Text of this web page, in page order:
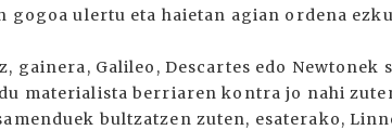
gogoa ulertu eta haietan agian ordena
gainera, Galileo, Descartes edo
materialista berriaren kontra jo nahi
bultzatzen zuten, esaterako,